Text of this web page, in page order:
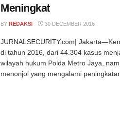
Meningkat
BY REDAKSI 30 DECEMBER 2016
JURNALSECURITY.com|
di tahun 2016, dari 44.304 kasus
wilayah hukum Polda Metro Jaya,
menonjol yang mengalami peningkatan